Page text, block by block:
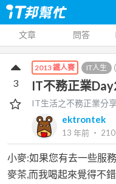
文章 問答
2013 鐵人賽 IT人生
IT不務正業
IT生活之不務正業分
ektrontek
13 年前 ‧
3
小麥:如果您有去一些服
麥茶,而我喝起來覺得不